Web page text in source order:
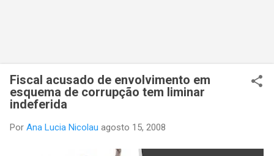
Fiscal acusado de envolvimento em
esquema de corrupção tem liminar
indeferida
Por Ana Lucia Nicolau agosto 15, 2008